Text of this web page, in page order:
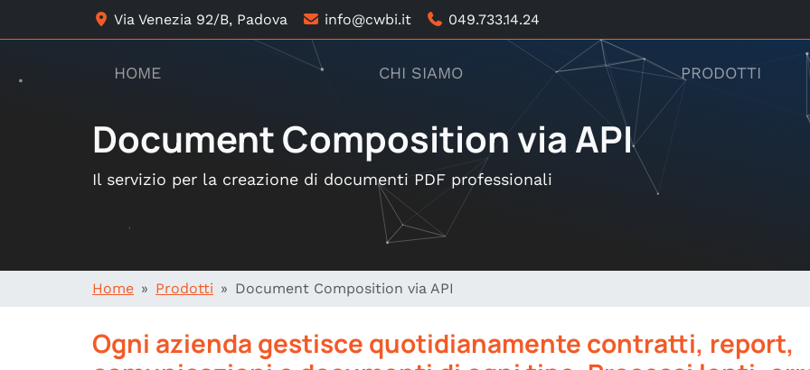
Via Venezia 92/B, Padova info@cwbi.it 049.733.14.24
HOME CHI SIAMO PRODOTTI
Document Composition via API
Il servizio per la creazione di documenti PDF professionali
Home Prodotti Document Composition via API
Ogni azienda gestisce quotidianamente contratti, report,